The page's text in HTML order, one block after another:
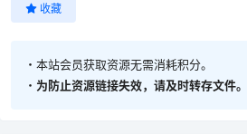
收藏
・本站会员获取资源无需消耗积分。
・ 为防止资源链接失效，请及时转存文件。